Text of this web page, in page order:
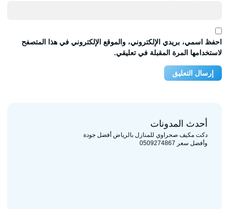
احفظ اسمي، بريدي الإلكتروني، والموقع الإلكتروني في هذا المتصفح
لاستخدامها المرة المقبلة في تعليقي.
أحدث المدونات
دكت مكيف صحراوي للمنازل بالرياض أفضل جودة
وأفضل سعر 0509274867